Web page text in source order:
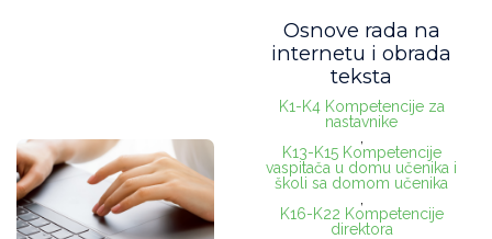
Osnove rada na
internetu i obrada
teksta
K1-K4 Kompetencije za
nastavnike
K13-K15 Kompetencije
vaspitača u domu učenika i
školi sa domom učenika
K16-K22 Kompetencije
direktora